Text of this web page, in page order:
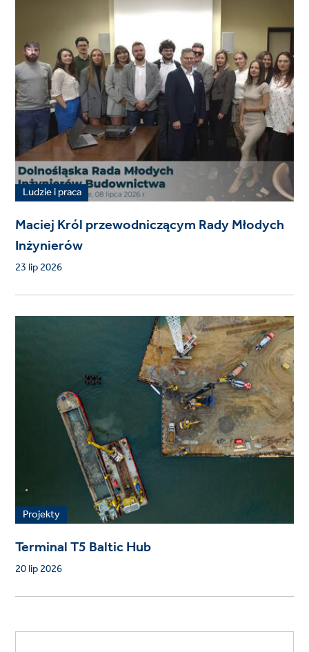
Ludzie i praca
Maciej Król przewodniczącym Rady Młodych
Inżynierów
23 lip 2026
Projekty
Terminal T5 Baltic Hub
20 lip 2026